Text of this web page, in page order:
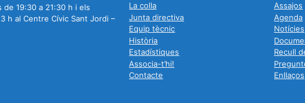
de 19:30 a 21:30 h i els
h al Centre Cívic Sant Jordi –
La colla
Junta directiva
Equip tècnic
Història
Estadístiques
Associa-t’hi!
Contacte
Assajos
Agenda
Notícies
Recull
Enllaços